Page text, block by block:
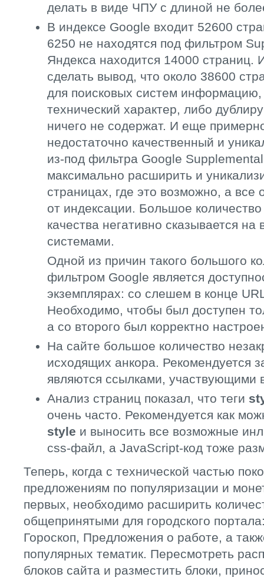
делать в виде ЧПУ с длиной не
В индексе Google входит 52600
6250 не находятся под фильтром
Яндекса находится 14000 страниц.
сделать вывод, что около 38600
для поисковых систем информацию,
технический характер, либо
ничего не содержат. И еще
недостаточно качественный и
из-под фильтра Google
максимально расширить и
страницах, где это возможно, а все
от индексации. Большое
качества негативно сказывается
системами.
Одной из причин такого большого
фильтром Google является
экземплярах: со слешем в конце
Необходимо, чтобы был доступен
а со второго был корректно
На сайте большое количество
исходящих анкора. Рекомендуется
являются ссылками, участвующими
Анализ страниц показал, что теги
очень часто. Рекомендуется как
style и выносить все возможные
css-файл, а JavaScript-код тоже
Теперь, когда с технической частью
предложениям по популяризации и
первых, необходимо расширить
общепринятыми для городского
Гороскоп, Предложения о работе, а
популярных тематик. Пересмотреть
блоков сайта и разместить блоки,